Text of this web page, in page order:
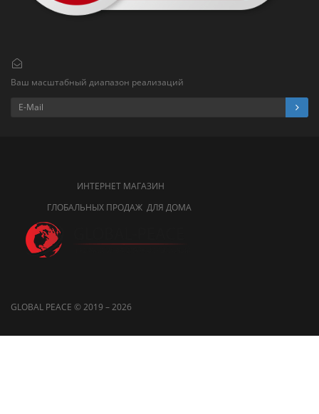
Ваш масштабный диапазон реализаций
ИНТЕРНЕТ МАГАЗИН
ГЛОБАЛЬНЫХ ПРОДАЖ ДЛЯ ДОМА
GLOBAL PEACE © 2019 – 2026